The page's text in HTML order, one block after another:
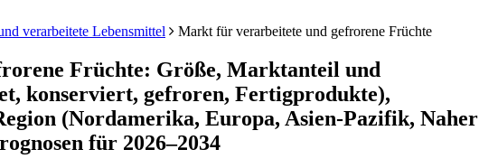
verarbeitete Lebensmittel Markt für verarbeitete und gefrorene Früchte
Früchte: Größe, Marktanteil und
konserviert, gefroren, Fertigprodukte),
(Nordamerika, Europa, Asien-Pazifik, Naher
für 2026–2034